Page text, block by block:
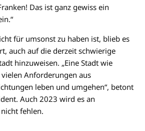
Das ist ganz gewiss ein
für umsonst zu haben ist, blieb es
auch auf die derzeit schwierige
hinzuweisen. „Eine Stadt wie
Anforderungen aus
leben und umgehen“, betont
Auch 2023 wird es an
fehlen.